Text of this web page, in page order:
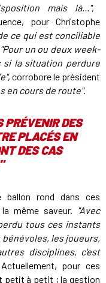
mais là...",
pour Christophe
ce qui est conciliable
"Pour un ou deux week-
si la situation perdure
, corrobore le président
en cours de route".
PRÉVENIR DES
PLACÉS EN
DES CAS
ballon rond dans ces
même saveur. "Avec
tous ces instants
les joueurs,
disciplines, c'est
pour ces
petit à petit ; la gestion